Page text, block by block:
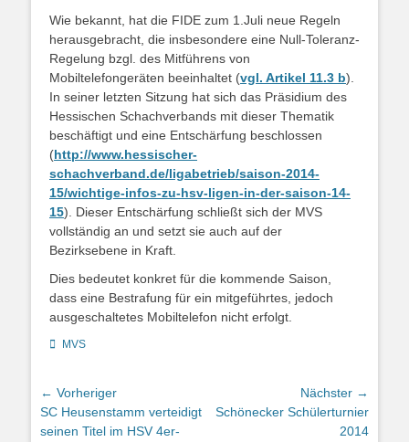
Wie bekannt, hat die FIDE zum 1.Juli neue Regeln
herausgebracht, die insbesondere eine Null-Toleranz-
Regelung bzgl. des Mitführens von
Mobiltelefongeräten beeinhaltet (vgl. Artikel 11.3 b).
In seiner letzten Sitzung hat sich das Präsidium des
Hessischen Schachverbands mit dieser Thematik
beschäftigt und eine Entschärfung beschlossen
(http://www.hessischer-
schachverband.de/ligabetrieb/saison-2014-
15/wichtige-infos-zu-hsv-ligen-in-der-saison-14-
15). Dieser Entschärfung schließt sich der MVS
vollständig an und setzt sie auch auf der
Bezirksebene in Kraft.
Dies bedeutet konkret für die kommende Saison,
dass eine Bestrafung für ein mitgeführtes, jedoch
ausgeschaltetes Mobiltelefon nicht erfolgt.
Kategorien
MVS
Beitragsnavigation
← Vorheriger
Vorheriger
Beitrag:
SC Heusenstamm verteidigt
seinen Titel im HSV 4er-
Nächster →
Nächster
Schönecker Schülerturnier
2014